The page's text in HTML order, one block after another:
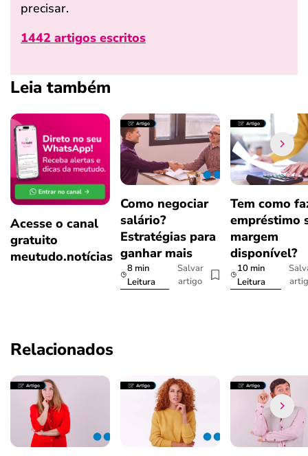
precisar.
1442 artigos escritos
Leia também
Acesse o canal
gratuito
meutudo.notícias
Como negociar
salário?
Estratégias para
ganhar mais
8 min
Leitura
Salvar
artigo
Tem como
empréstimo
margem
disponível?
10 min
Leitura
Relacionados